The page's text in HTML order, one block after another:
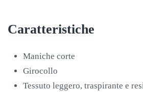
Caratteristiche
Maniche corte
Girocollo
Tessuto leggero, traspirante e